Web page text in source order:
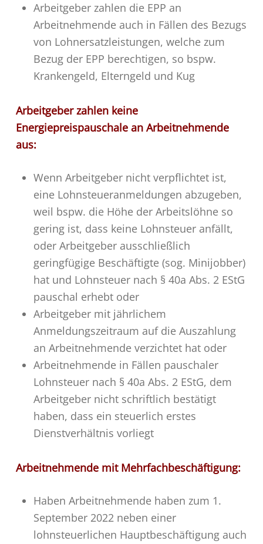
Arbeitgeber zahlen die EPP an
Arbeitnehmende auch in Fällen des Bezugs
von Lohnersatzleistungen, welche zum
Bezug der EPP berechtigen, so bspw.
Krankengeld, Elterngeld und Kug
Arbeitgeber zahlen keine
Energiepreispauschale an Arbeitnehmende
aus:
Wenn Arbeitgeber nicht verpflichtet ist,
eine Lohnsteueranmeldungen abzugeben,
weil bspw. die Höhe der Arbeitslöhne so
gering ist, dass keine Lohnsteuer anfällt,
oder Arbeitgeber ausschließlich
geringfügige Beschäftigte (sog. Minijobber)
hat und Lohnsteuer nach § 40a Abs. 2 EStG
pauschal erhebt oder
Arbeitgeber mit jährlichem
Anmeldungszeitraum auf die Auszahlung
an Arbeitnehmende verzichtet hat oder
Arbeitnehmende in Fällen pauschaler
Lohnsteuer nach § 40a Abs. 2 EStG, dem
Arbeitgeber nicht schriftlich bestätigt
haben, dass ein steuerlich erstes
Dienstverhältnis vorliegt
Arbeitnehmende mit Mehrfachbeschäftigung:
Haben Arbeitnehmende haben zum 1.
September 2022 neben einer
lohnsteuerlichen Hauptbeschäftigung auch